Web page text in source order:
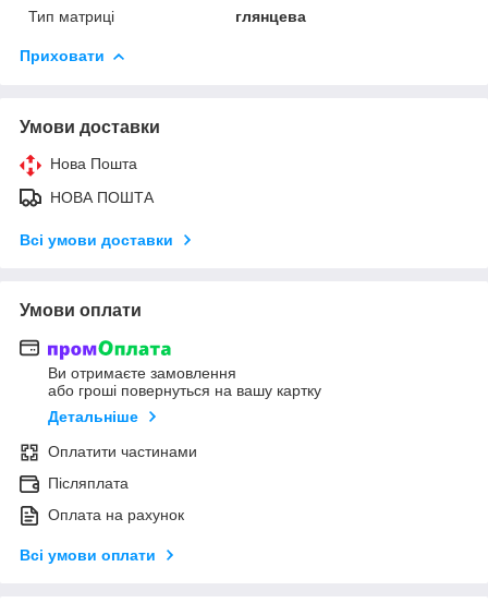
Тип матриці
глянцева
Приховати
Умови доставки
Нова Пошта
НОВА ПОШТА
Всі умови доставки
Умови оплати
Ви отримаєте замовлення
або гроші повернуться на вашу картку
Детальніше
Оплатити частинами
Післяплата
Оплата на рахунок
Всі умови оплати